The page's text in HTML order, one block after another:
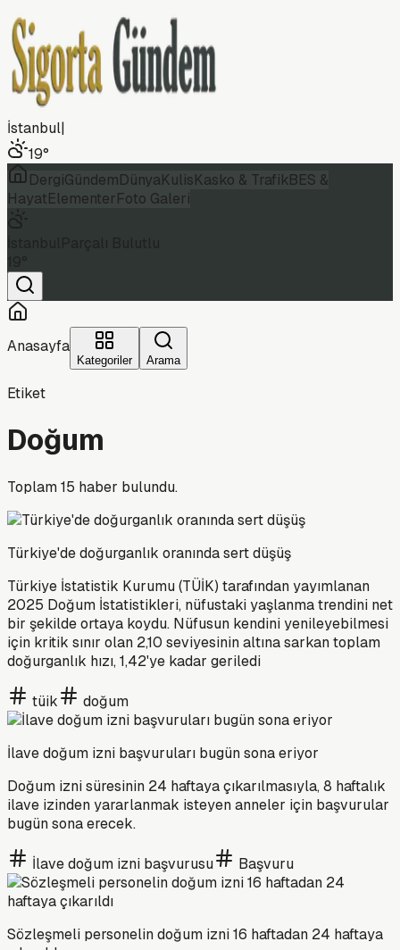
İstanbul|
19°
DergiGündemDünyaKulisKasko & TrafikBES &
HayatElementerFoto Galeri
Anasayfa
Kategoriler Arama
Etiket
Doğum
Toplam15 haber bulundu.
Türkiye'de doğurganlık oranında sert düşüş
Türkiye İstatistik Kurumu (TÜİK) tarafından yayımlanan
2025 Doğum İstatistikleri, nüfustaki yaşlanma trendini net
bir şekilde ortaya koydu. Nüfusun kendini yenileyebilmesi
için kritik sınır olan 2,10 seviyesinin altına sarkan toplam
doğurganlık hızı, 1,42'ye kadar geriledi
tüik doğum
İlave doğum izni başvuruları bugün sona eriyor
Doğum izni süresinin 24 haftaya çıkarılmasıyla, 8 haftalık
ilave izinden yararlanmak isteyen anneler için başvurular
bugün sona erecek.
İlave doğum izni başvurusu Başvuru
Sözleşmeli personelin doğum izni 16 haftadan 24 haftaya